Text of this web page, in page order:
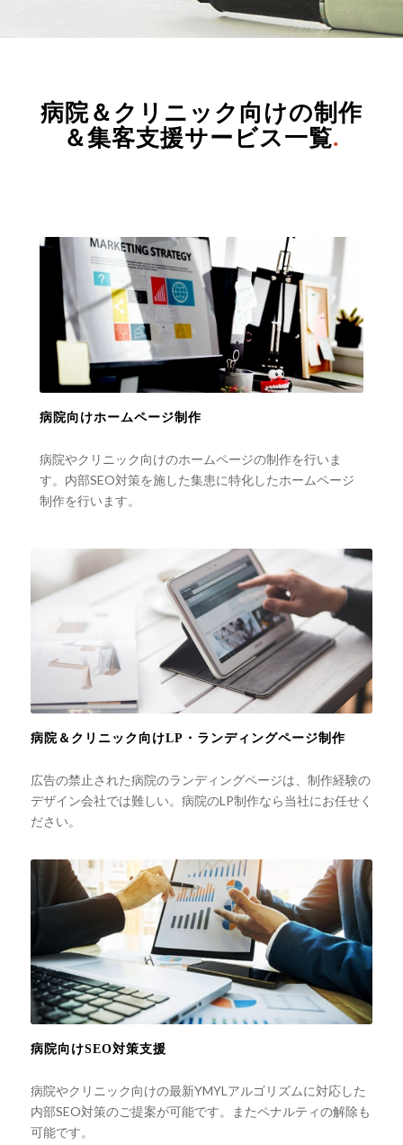
病院＆クリニック向けの制作
＆集客支援サービス一覧.
病院向けホームページ制作
病院やクリニック向けのホームページの制作を行いま
す。内部SEO対策を施した集患に特化したホームページ
制作を行います。
病院＆クリニック向けLP・ランディングページ制作
広告の禁止された病院のランディングページは、制作経験の
デザイン会社では難しい。病院のLP制作なら当社にお任せく
ださい。
病院向けSEO対策支援
病院やクリニック向けの最新YMYLアルゴリズムに対応した
内部SEO対策のご提案が可能です。またペナルティの解除も
可能です。